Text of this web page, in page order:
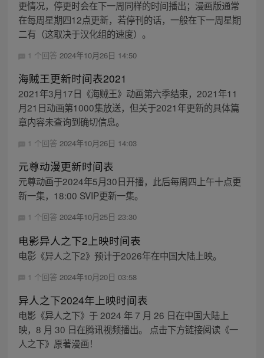
更情况，停更时会在下一周同样的时间播出；漫画版通常
在每周星期四12点更新，若停刊的话，一般在下一周星期
二有（这取决于汉化组的速度）。
1 个回答 2024年10月26日 14:50
海贼王更新时间表2021
2021年3月17日《海贼王》动画第六季结束，2021年11
月21日动画第1000集放送，但关于2021年更新的具体篇
章内容未查询到确切信息。
1 个回答 2024年10月26日 14:03
元尊动漫更新时间表
元尊动画于2024年5月30日开播，此后每周四上午十点更
新一集，18:00 SVIP更新一集。
1 个回答 2024年10月25日 23:30
电影异人之下2上映时间表
电影《异人之下2》预计于2026年在中国大陆上映。
1 个回答 2024年10月20日 03:58
异人之下2024年上映时间表
电影《异人之下》于 2024 年 7 月 26 日在中国大陆上
映，8 月 30 日在腾讯视频播出。 点击下方链接阅读《一
人之下》原著漫画！